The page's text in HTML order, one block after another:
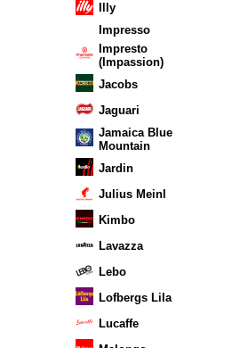
Illy
Impresso
Impresto
(Impassion)
Jacobs
Jaguari
Jamaica Blue
Mountain
Jardin
Julius Meinl
Kimbo
Lavazza
Lebo
Lofbergs Lila
Lucaffe